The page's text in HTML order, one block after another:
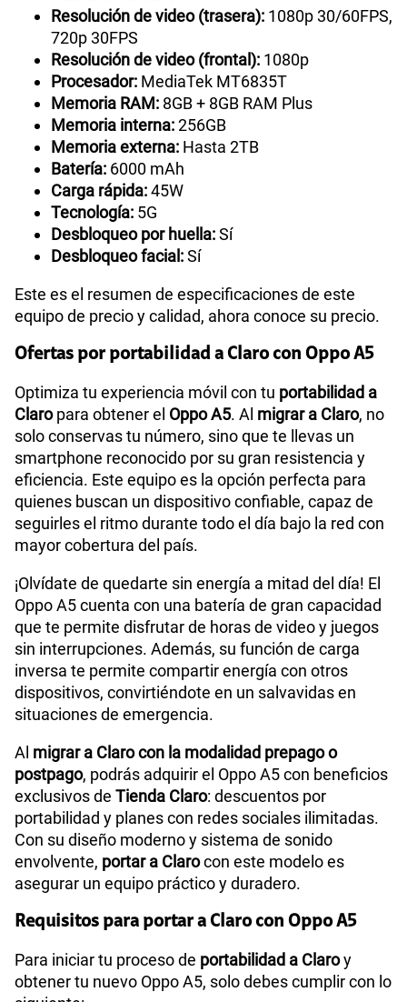
Resolución de video (trasera): 1080p 30/60FPS,
720p 30FPS
Resolución de video (frontal): 1080p
Procesador: MediaTek MT6835T
Memoria RAM: 8GB + 8GB RAM Plus
Memoria interna:256GB
Memoria externa: Hasta 2TB
Batería: 6000 mAh
Carga rápida:45W
Tecnología: 5G
Desbloqueo por huella:Sí
Desbloqueo facial:Sí
Este es el resumen de especificaciones de este
equipo de precio y calidad, ahora conoce su precio.
Ofertas por portabilidad a Claro con Oppo A5
Optimiza tu experiencia móvil con tu portabilidad a
Claropara obtener el Oppo A5. Al migrar a Claro, no
solo conservas tu número, sino que te llevas un
smartphone reconocido por su gran resistencia y
eficiencia. Este equipo es la opción perfecta para
quienes buscan un dispositivo confiable, capaz de
seguirles el ritmo durante todo el día bajo la red con
mayor cobertura del país.
¡Olvídate de quedarte sin energía a mitad del día! El
Oppo A5 cuenta con una batería de gran capacidad
que te permite disfrutar de horas de video y juegos
sin interrupciones. Además, su función de carga
inversa te permite compartir energía con otros
dispositivos, convirtiéndote en un salvavidas en
situaciones de emergencia.
Al migrar a Claro con la modalidad prepago o
postpago, podrás adquirir el Oppo A5 con beneficios
exclusivos de Tienda Claro: descuentos por
portabilidad y planes con redes sociales ilimitadas.
Con su diseño moderno y sistema de sonido
envolvente, portar a Clarocon este modelo es
asegurar un equipo práctico y duradero.
Requisitos para portar a Claro con Oppo A5
Para iniciar tu proceso de portabilidad a Claroy
obtener tu nuevo Oppo A5, solo debes cumplir con lo